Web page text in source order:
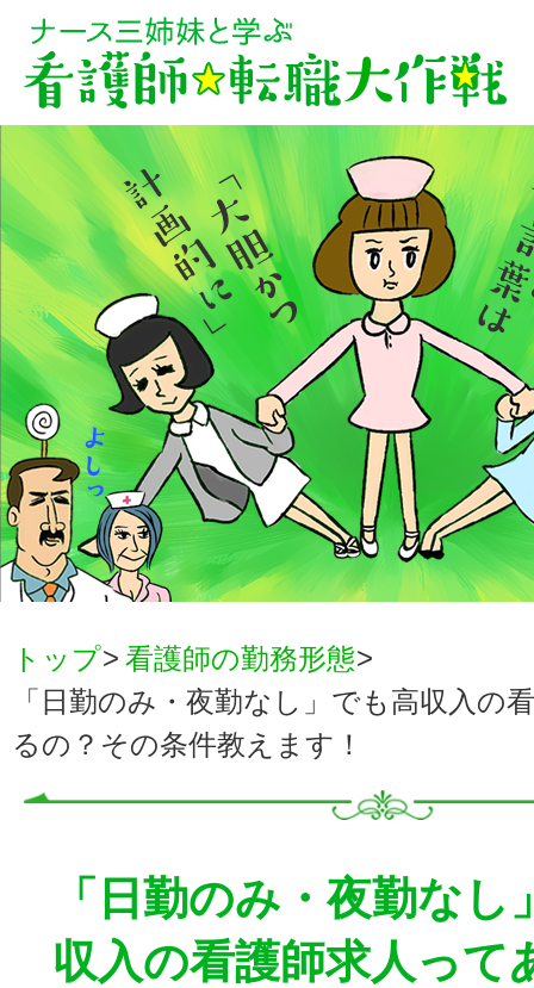
トップ
看護師の勤務形態
「日勤のみ・夜勤なし」でも高収入の
るの？その条件教えます！
「日勤のみ・夜勤なし
収入の看護師求人って